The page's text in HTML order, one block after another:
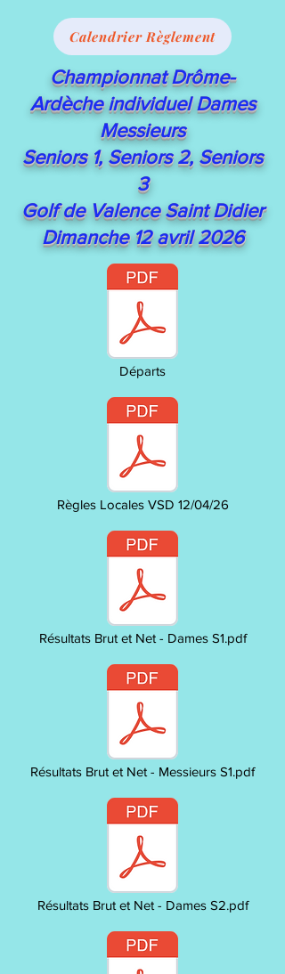
Calendrier Règlement
Championnat Drôme-
Ardèche individuel Dames
Messieurs
Seniors 1, Seniors 2, Seniors
3
Golf de Valence Saint Didier
Dimanche 12 avril 2026
Départs
Règles Locales VSD 12/04/26
Résultats Brut et Net - Dames S1.pdf
Résultats Brut et Net - Messieurs S1.pdf
Résultats Brut et Net - Dames S2.pdf